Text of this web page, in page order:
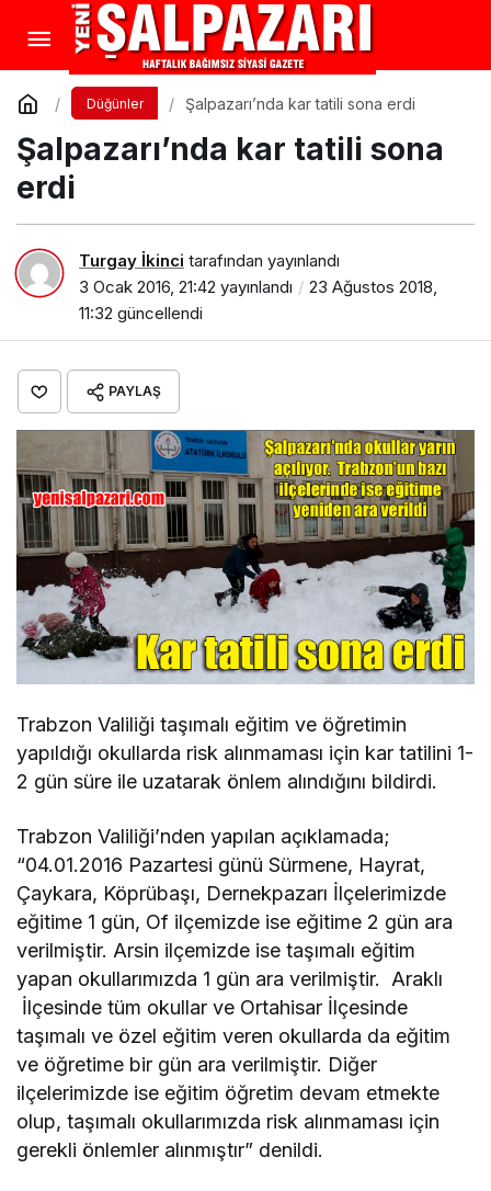
Düğünler Şalpazarı’nda kar tatili sona erdi
Şalpazarı’nda kar tatili sona
erdi
Turgay İkinci tarafından yayınlandı
3 Ocak 2016, 21:42 yayınlandı
23 Ağustos 2018,
11:32 güncellendi
PAYLAŞ
Trabzon Valiliği taşımalı eğitim ve öğretimin
yapıldığı okullarda risk alınmaması için kar tatilini 1-
2 gün süre ile uzatarak önlem alındığını bildirdi.
Trabzon Valiliği’nden yapılan açıklamada;
“04.01.2016 Pazartesi günü Sürmene, Hayrat,
Çaykara, Köprübaşı, Dernekpazarı İlçelerimizde
eğitime 1 gün, Of ilçemizde ise eğitime 2 gün ara
verilmiştir. Arsin ilçemizde ise taşımalı eğitim
yapan okullarımızda 1 gün ara verilmiştir. Araklı
İlçesinde tüm okullar ve Ortahisar İlçesinde
taşımalı ve özel eğitim veren okullarda da eğitim
ve öğretime bir gün ara verilmiştir. Diğer
ilçelerimizde ise eğitim öğretim devam etmekte
olup, taşımalı okullarımızda risk alınmaması için
gerekli önlemler alınmıştır” denildi.